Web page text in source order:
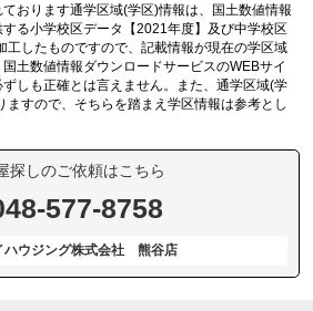
おります通学区域(学区)情報は、国土数値情報
る小学校区データ【2021年度】及び中学校区
工したものですので、記載情報が現在の学区域
土数値情報ダウンロードサービスのWEBサイ
しも正確とは言えません。また、通学区域(学
ますので、そちらを踏まえ学区情報は参考とし
探しのご依頼はこちら
577-8758
ハウジング株式会社 熊谷店